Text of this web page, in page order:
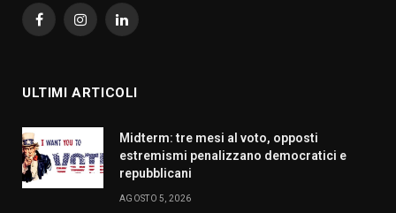
FacebookInstagramLinkedIn
ULTIMI ARTICOLI
Midterm: tre mesi al voto, opposti
estremismi penalizzano democratici e
repubblicani
AGOSTO 5, 2026